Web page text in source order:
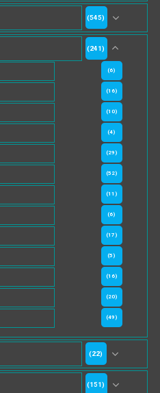
(545)
(241)
(6)
(16)
(10)
(4)
(29)
(52)
(11)
(6)
(17)
(5)
(16)
(20)
(49)
(22)
(151)